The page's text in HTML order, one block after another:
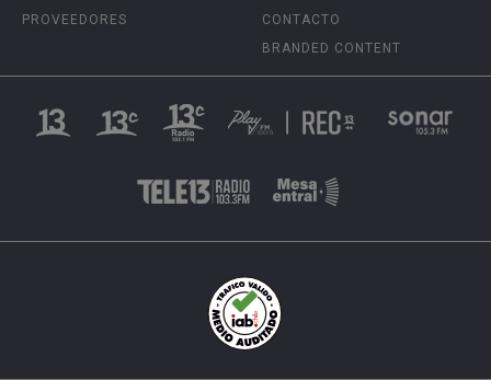
PROVEEDORES
CONTACTO
BRANDED CONTENT